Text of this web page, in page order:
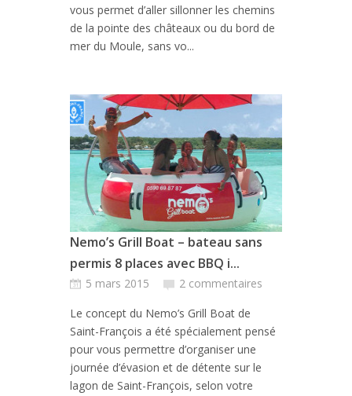
vous permet d’aller sillonner les chemins
de la pointe des châteaux ou du bord de
mer du Moule, sans vo...
Nemo’s Grill Boat – bateau sans
permis 8 places avec BBQ i...
5 mars 2015
2 commentaires
Le concept du Nemo’s Grill Boat de
Saint-François a été spécialement pensé
pour vous permettre d’organiser une
journée d’évasion et de détente sur le
lagon de Saint-François, selon votre